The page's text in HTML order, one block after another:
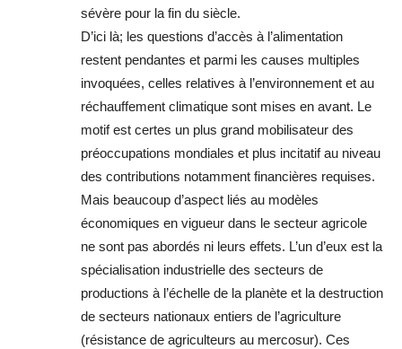
sévère pour la fin du siècle.
D’ici là; les questions d’accès à l’alimentation
restent pendantes et parmi les causes multiples
invoquées, celles relatives à l’environnement et au
réchauffement climatique sont mises en avant. Le
motif est certes un plus grand mobilisateur des
préoccupations mondiales et plus incitatif au niveau
des contributions notamment financières requises.
Mais beaucoup d’aspect liés au modèles
économiques en vigueur dans le secteur agricole
ne sont pas abordés ni leurs effets. L’un d’eux est la
spécialisation industrielle des secteurs de
productions à l’échelle de la planète et la destruction
de secteurs nationaux entiers de l’agriculture
(résistance de agriculteurs au mercosur). Ces